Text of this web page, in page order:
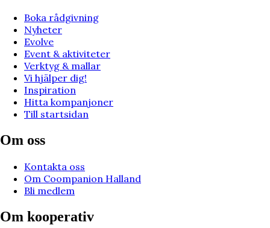
Boka rådgivning
Nyheter
Evolve
Event & aktiviteter
Verktyg & mallar
Vi hjälper dig!
Inspiration
Hitta kompanjoner
Till startsidan
Om oss
Kontakta oss
Om Coompanion Halland
Bli medlem
Om kooperativ